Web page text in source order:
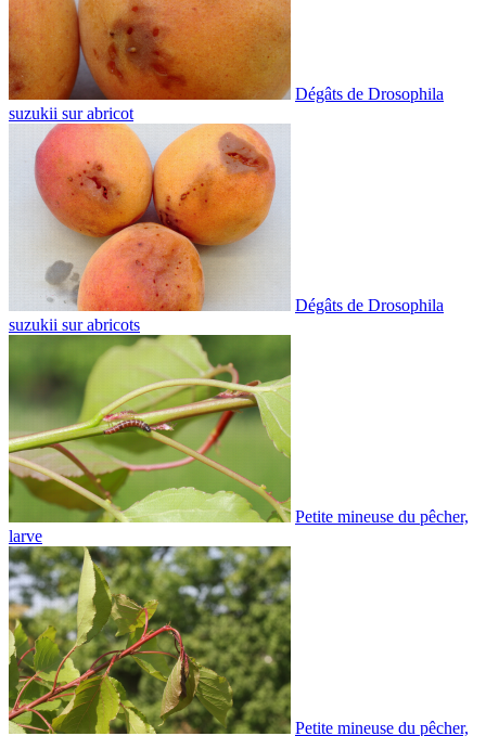
Dégâts de Drosophila
suzukii sur abricot
Dégâts de Drosophila
suzukii sur abricots
Petite mineuse du pêcher,
larve
Petite mineuse du pêcher,